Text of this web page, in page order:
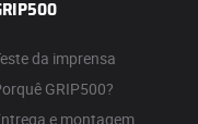
da imprensa
GRIP500?
e montagem